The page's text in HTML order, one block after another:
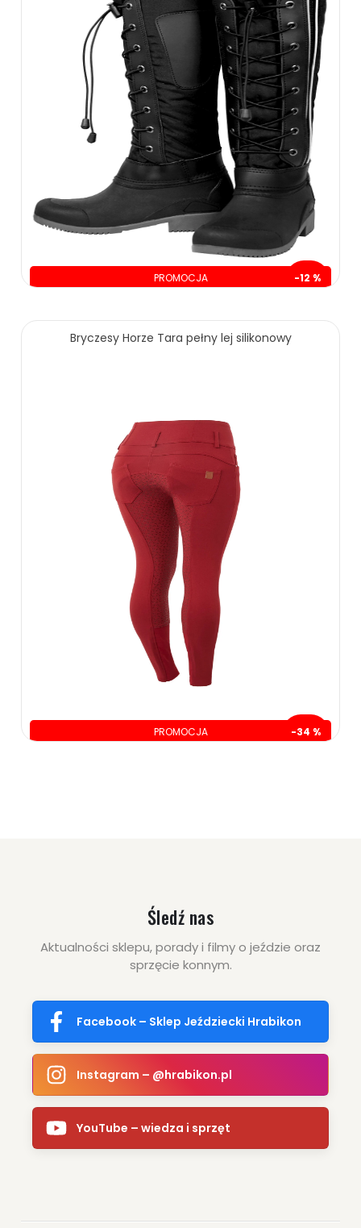
PROMOCJA -12 %
235.00 zł 265.00 zł
Bryczesy Horze Tara pełny lej silikonowy
PROMOCJA -34 %
Śledź nas
Aktualności sklepu, porady i filmy o jeździe oraz
sprzęcie konnym.
Facebook – Sklep Jeździecki Hrabikon
Instagram – @hrabikon.pl
YouTube – wiedza i sprzęt